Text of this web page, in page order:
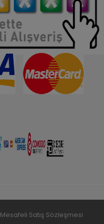
Mesafeli Satış Sözleşmesi